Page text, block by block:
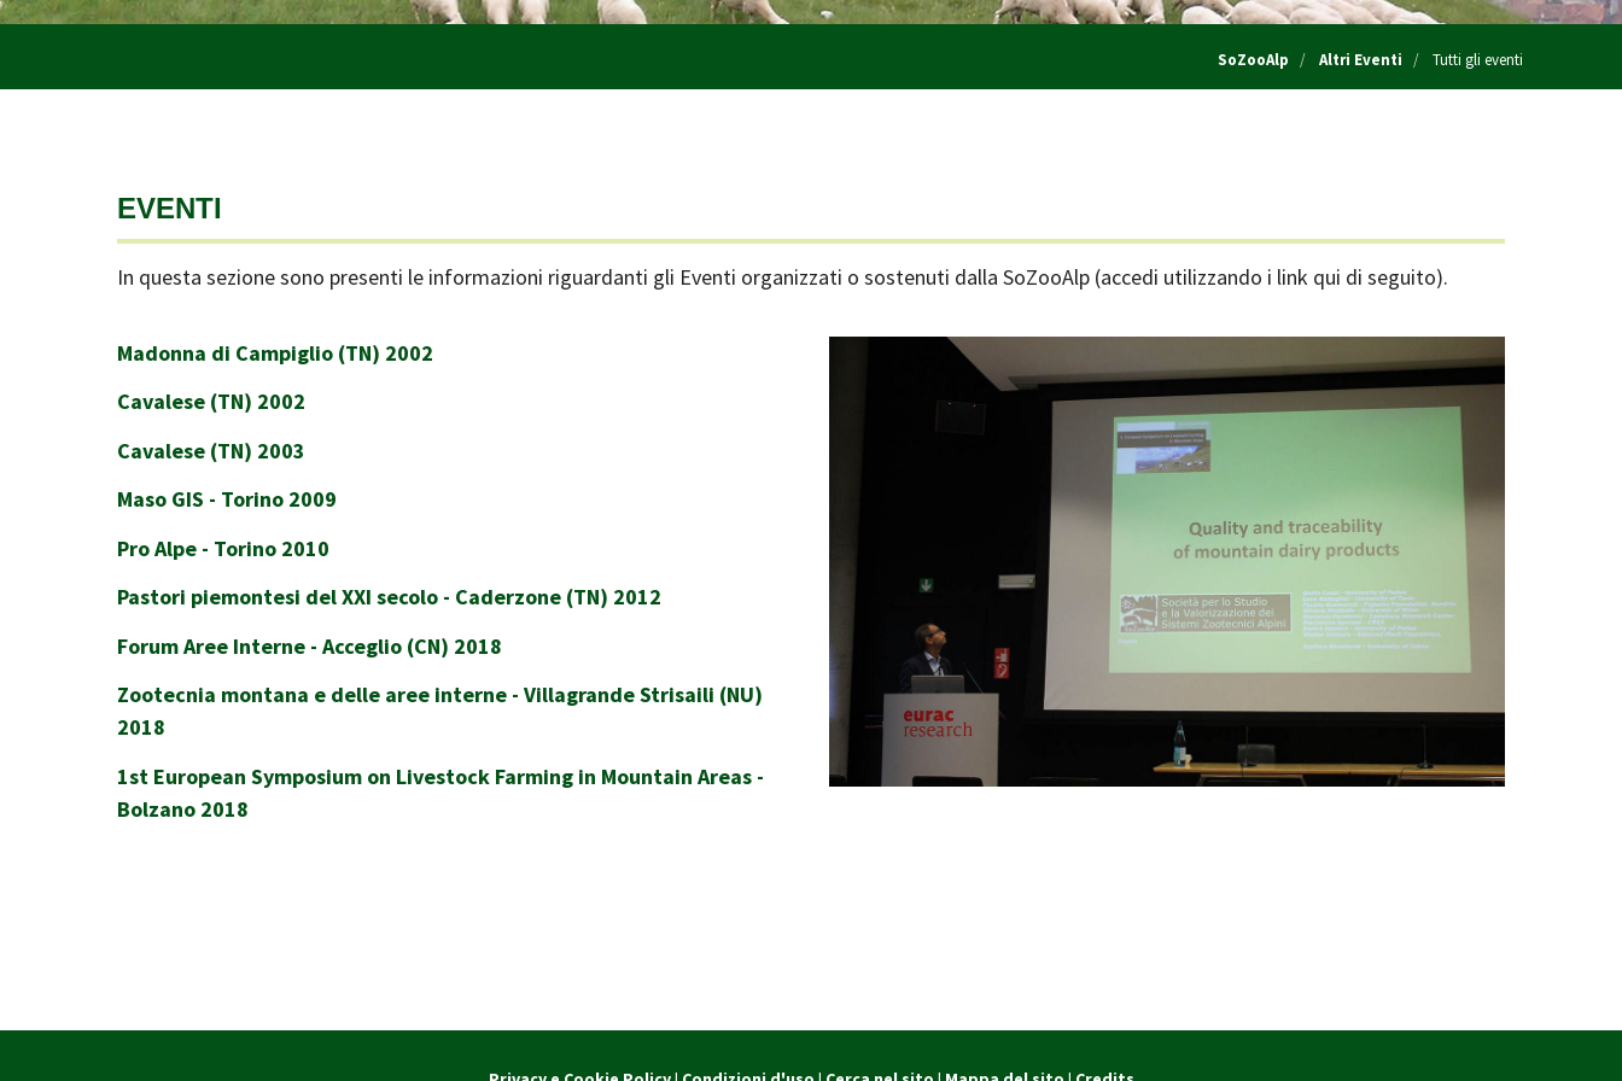
SoZooAlp Altri Eventi Tutti gli eventi
EVENTI
In questa sezione sono presenti le informazioni riguardanti gli Eventi organizzati o sostenuti dalla SoZooAlp (accedi utilizzando i link qui di seguito).
Madonna di Campiglio (TN) 2002
Cavalese (TN) 2002
Cavalese (TN) 2003
Maso GIS - Torino 2009
Pro Alpe - Torino 2010
Pastori piemontesi del XXI secolo - Caderzone (TN) 2012
Forum Aree Interne - Acceglio (CN) 2018
Zootecnia montana e delle aree interne - Villagrande Strisaili (NU)
2018
1st European Symposium on Livestock Farming in Mountain Areas -
Bolzano 2018